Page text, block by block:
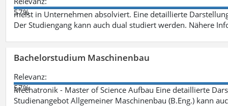
57%
meist in Unternehmen absolviert. Eine detaillierte
Der Studiengang kann auch dual studiert werden. Nähere
Bachelorstudium Maschinenbau
Relevanz:
57%
Mechatronik - Master of Science Aufbau Eine detaillierte
Studienangebot Allgemeiner Maschinenbau (B.Eng.) kann